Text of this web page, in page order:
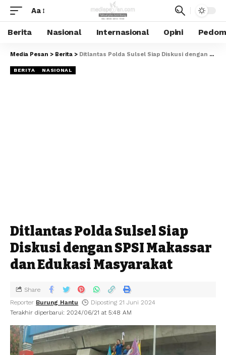
Aa
Berita Nasional Internasional Opini
Media Pesan > Berita > Ditlantas Polda Sulsel Siap Diskusi dengan SPSI Makassar dan Edukasi Masyarakat
BERITA NASIONAL
Ditlantas Polda Sulsel Siap
Diskusi dengan SPSI Makassar
dan Edukasi Masyarakat
Terakhir diperbarui: 2024/06/21 at 5:48 AM
Reporter Burung Hantu Diposting 21 Juni 2024
Share